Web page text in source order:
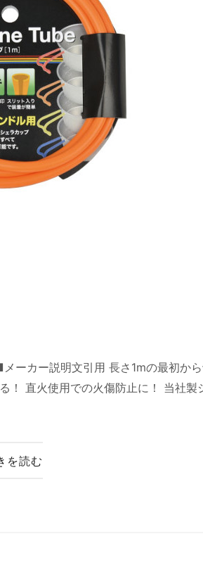
ーカー説明文引用 長さ1mの最初か
！ 直火使用での火傷防止に！ 当社製
を読む